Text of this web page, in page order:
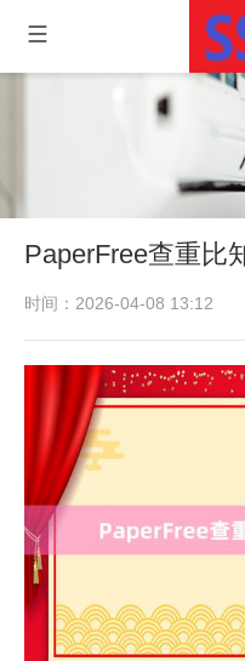
PaperFree查重比
时间：2026-04-08 13:12